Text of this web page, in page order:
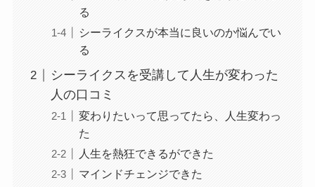
る
シーライクスが本当に良いのか悩んでい
る
シーライクスを受講して人生が変わった
人の口コミ
変わりたいって思ってたら、人生変わっ
た
人生を熱狂できるができた
マインドチェンジできた